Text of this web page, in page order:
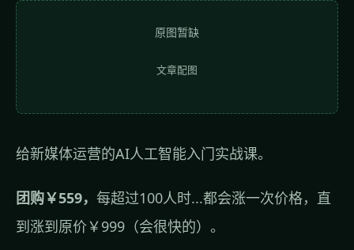
原图暂缺
文章配图
给新媒体运营的AI人工智能入门实战课。
团购￥559， 每超过100人时...都会涨一次价格，直
到涨到原价￥999（会很快的）。